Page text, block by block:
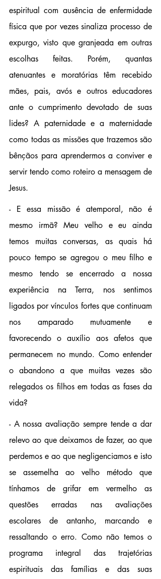
espiritual com ausência de enfermidade
física que por vezes sinaliza processo de
expurgo, visto que granjeada em outras
escolhas feitas. Porém, quantas
atenuantes e moratórias têm recebido
mães, pais, avós e outros educadores
ante o cumprimento devotado de suas
lides? A paternidade e a maternidade
como todas as missões que trazemos são
bênçãos para aprendermos a conviver e
servir tendo como roteiro a mensagem de
Jesus.
- E essa missão é atemporal, não é
mesmo irmã? Meu velho e eu ainda
temos muitas conversas, as quais há
pouco tempo se agregou o meu filho e
mesmo tendo se encerrado a nossa
experiência na Terra, nos sentimos
ligados por vínculos fortes que continuam
nos amparado mutuamente e
favorecendo o auxílio aos afetos que
permanecem no mundo. Como entender
o abandono a que muitas vezes são
relegados os filhos em todas as fases da
vida?
- A nossa avaliação sempre tende a dar
relevo ao que deixamos de fazer, ao que
perdemos e ao que negligenciamos e isto
se assemelha ao velho método que
tínhamos de grifar em vermelho as
questões erradas nas avaliações
escolares de antanho, marcando e
ressaltando o erro. Como não temos o
programa integral das trajetórias
espirituais das famílias e das suas